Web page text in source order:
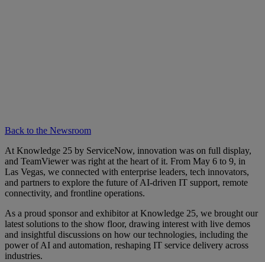
Back to the Newsroom
At Knowledge 25 by ServiceNow, innovation was on full display,
and TeamViewer was right at the heart of it. From May 6 to 9, in
Las Vegas, we connected with enterprise leaders, tech innovators,
and partners to explore the future of AI-driven IT support, remote
connectivity, and frontline operations.
As a proud sponsor and exhibitor at Knowledge 25, we brought our
latest solutions to the show floor, drawing interest with live demos
and insightful discussions on how our technologies, including the
power of AI and automation, reshaping IT service delivery across
industries.